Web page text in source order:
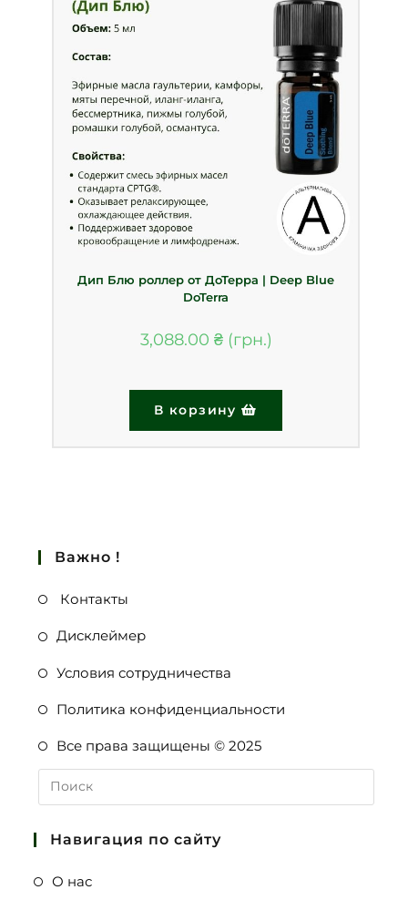
Дип Блю роллер от ДоТерра | Deep Blue
DoTerra
3,088.00 ₴
В корзину
Важно !
Контакты
Дисклеймер
Условия сотрудничества
Политика конфиденциальности
Все права защищены © 2025
Навигация по сайту
О нас